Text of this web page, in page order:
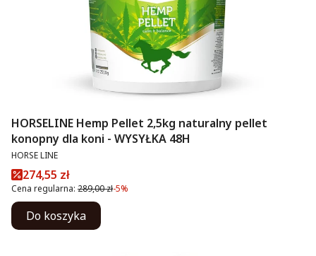
HORSELINE Hemp Pellet 2,5kg naturalny pellet
konopny dla koni - WYSYŁKA 48H
PRODUCENT
HORSE LINE
Cena promocyjna
274,55 zł
Cena regularna: 289,00 zł-5%
Do koszyka